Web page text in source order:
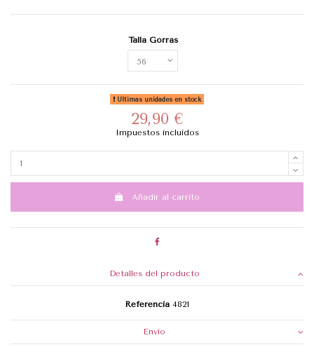
Talla Gorras
Últimas unidades en stock
29,90 €
Impuestos incluidos
Añadir al carrito
Detalles del producto
Referencia 4821
Envio